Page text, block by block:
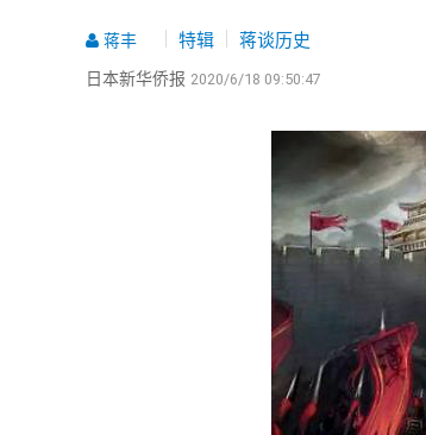
蒋丰 特辑 蒋谈历史
日本新华侨报 2020/6/18 09:50:47